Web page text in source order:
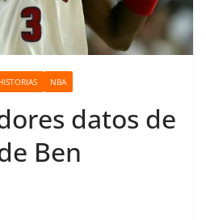
NBA
datos de
Ben